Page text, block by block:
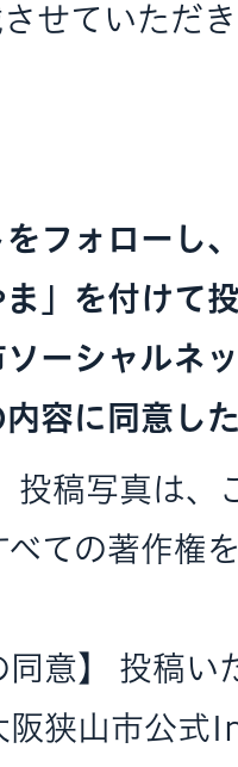
させていただ
フォローし
」を付けて
ーシャルネ
容に同意し
投稿写真は
べての著作権
同意】 投稿
阪狭山市公式